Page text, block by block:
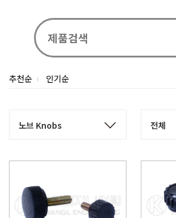
추천순 인기순